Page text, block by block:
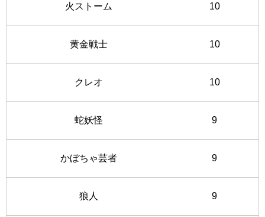
火ストーム 10
黄金戦士 10
クレオ 10
蛇妖怪 9
かぼちゃ芸者 9
狼人 9